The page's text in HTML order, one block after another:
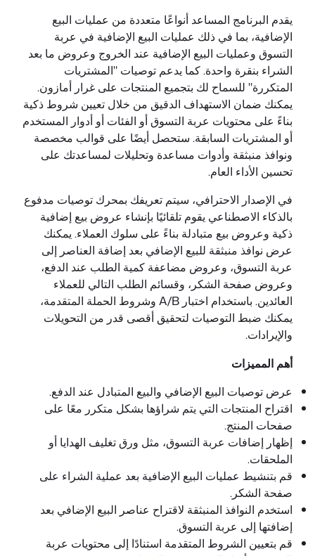
يقدم البرنامج المساعد أنواعًا متعددة من عمليات البيع
الإضافية، بما في ذلك عمليات البيع الإضافية في عربة
التسوق وعمليات البيع الإضافية عند الخروج وعروض ما بعد
الشراء بنقرة واحدة. كما يدعم توصيات "المشتريات
المتكررة" للسماح لك بتجميع المنتجات على غرار أمازون.
يمكنك ضمان الاستهداف الدقيق من خلال تعيين شروط ذكية
بناءً على محتويات عربة التسوق أو الفئات أو أدوار المستخدم
أو المشتريات السابقة. ستحصل أيضًا على قوالب مخصصة
ونوافذ منبثقة وأدوات مساعدة وتحليلات لمساعدتك على
تحسين الأداء العام.
في الإصدار الاحترافي، سيتم تعريفك بمحرك توصيات مدفوع
بالذكاء الاصطناعي يقوم تلقائيًا بإنشاء عروض بيع إضافية
ذكية وعروض بيع متبادلة بناءً على سلوك العملاء. يمكنك
عرض نوافذ منبثقة للبيع الإضافي بعد إضافة العناصر إلى
عربة التسوق، وعروض مضاعفة كمية الطلب عند الدفع،
وعروض صفحة الشكر، وقسائم الطلب التالي للعملاء
العائدين. باستخدام اختبار A/B وشروط الحملة المتقدمة،
يمكنك ضبط التوصيات لتحقيق أقصى قدر من التحويلات
والإيرادات.
أهم المميزات
عرض توصيات البيع الإضافي والبيع المتبادل عند الدفع.
اقتراح المنتجات التي يتم شراؤها بشكل متكرر معًا على
صفحات المنتج.
إظهار إضافات عربة التسوق، مثل ورق تغليف الهدايا أو
الملحقات.
قم بتنشيط عمليات البيع الإضافية بعد عملية الشراء على
صفحة الشكر.
استخدم النوافذ المنبثقة لاقتراح عناصر البيع الإضافي بعد
إضافتها إلى عربة التسوق.
قم بتعيين الشروط المتقدمة استنادًا إلى محتويات عربة